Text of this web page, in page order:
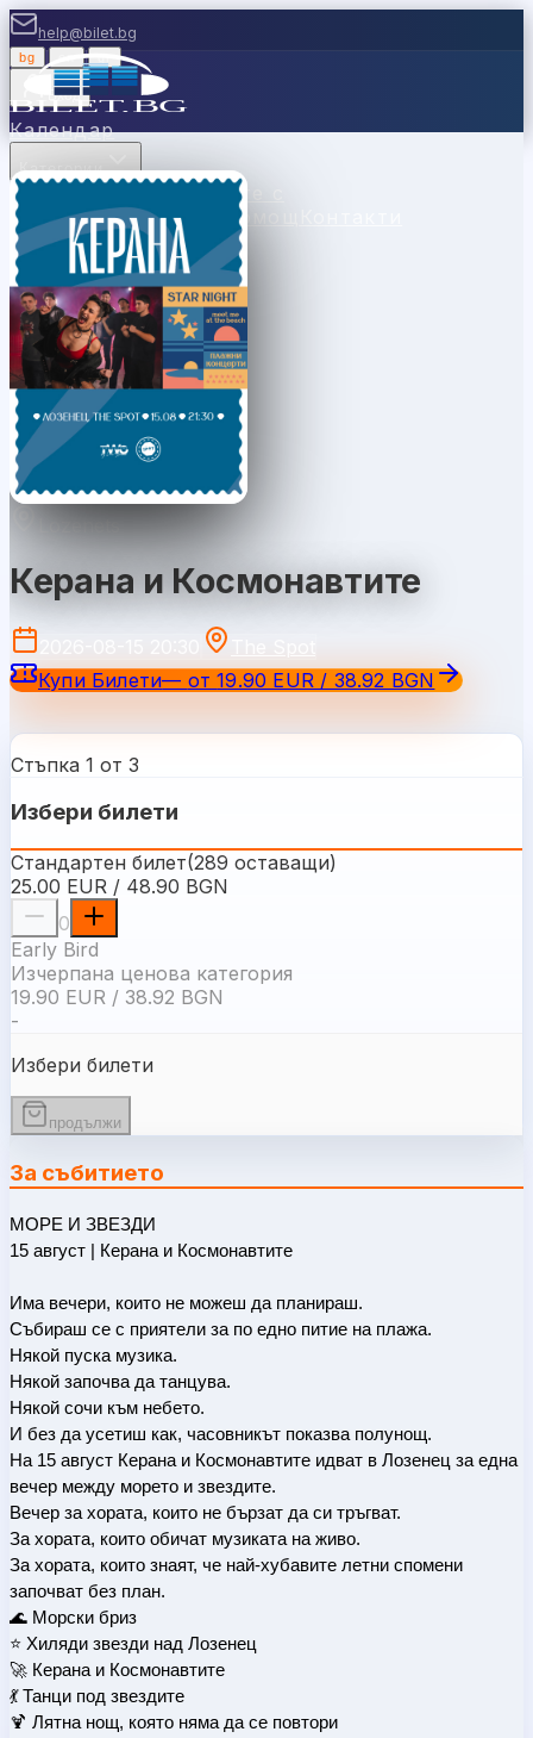
help@bilet.bg
bg |
Вход
Календар
Категории
Места
Продавайте с
насВаучериНовини Помощ
Lozenets
Керана и Космонавтите
Купи Билети— от 19.90 EUR / 38.92 BGN
Стъпка 1 от 3
Избери билети
Стандартен билет(289 оставащи)
25.00 EUR / 48.90 BGN
0
Early Bird
Изчерпана ценова категория
19.90 EUR / 38.92 BGN
-
Избери билети
продължи
За събитието
МОРЕ И ЗВЕЗДИ
15 август | Керана и Космонавтите
Има вечери, които не можеш да планираш.
Събираш се с приятели за по едно питие на плажа.
Някой пуска музика.
Някой започва да танцува.
Някой сочи към небето.
И без да усетиш как, часовникът показва полунощ.
На 15 август Керана и Космонавтите идват в Лозенец за една
вечер между морето и звездите.
Вечер за хората, които не бързат да си тръгват.
За хората, които обичат музиката на живо.
За хората, които знаят, че най-хубавите летни спомени
започват без план.
🌊 Морски бриз
⭐ Хиляди звезди над Лозенец
🚀 Керана и Космонавтите
💃 Танци под звездите
🍹 Лятна нощ, която няма да се повтори